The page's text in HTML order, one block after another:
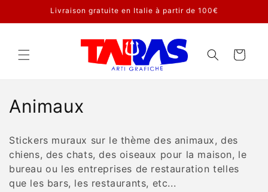
au
Livraison gratuite en Italie à partir de 100€
Panier
C
l
l
Animaux
Stickers muraux sur le thème des animaux, des
chiens, des chats, des oiseaux pour la maison, le
bureau ou les entreprises de restauration telles
que les bars, les restaurants, etc...